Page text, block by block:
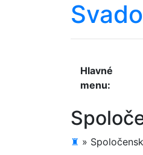
Hlavné
menu:
♜ »